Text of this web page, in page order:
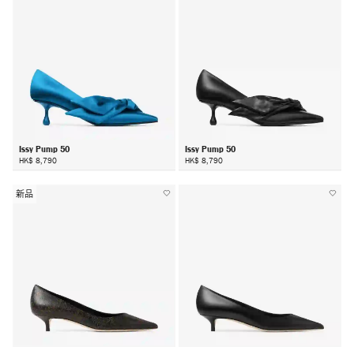
Issy Pump 50
HK$ 8,790
Issy Pump 50
HK$ 8,790
新品